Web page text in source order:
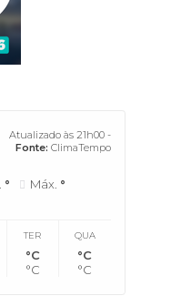
Atualizado às 21h00 -
Fonte: ClimaTempo
° Máx. °
TER
°C
°C
QUA
°C
°C